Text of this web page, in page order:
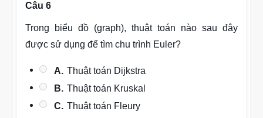
Câu 6
Trong biểu đồ (graph), thuật toán nào sau đây
được sử dụng để tìm chu trình Euler?
A. Thuật toán Dijkstra
B. Thuật toán Kruskal
C. Thuật toán Fleury